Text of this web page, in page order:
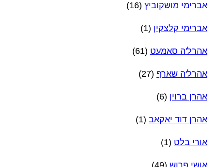
אברימי מושקוביץ (16)
אברימי קלצקין (1)
אהרל'ה סאמעט (61)
אהרל'ה שארף (27)
אהרן ברוין (6)
אהרן דוד יאקאב (1)
אורי בלט (1)
אושי פרוש (49)